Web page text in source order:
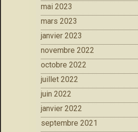
mai 2023
mars 2023
janvier 2023
novembre 2022
octobre 2022
juillet 2022
juin 2022
janvier 2022
septembre 2021